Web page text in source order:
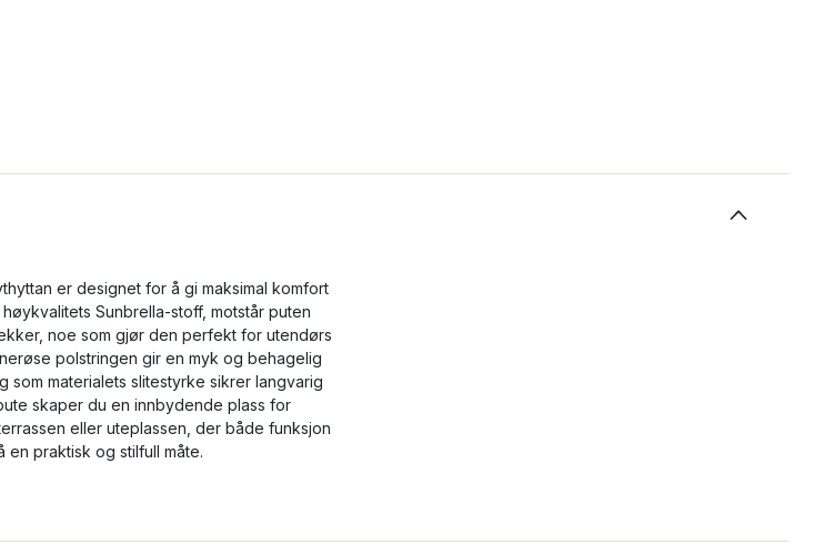
er designet for å gi maksimal komfort
Sunbrella-stoff, motstår puten
noe som gjør den perfekt for utendørs
polstringen gir en myk og behagelig
som materialets slitestyrke sikrer langvarig
skaper du en innbydende plass for
eller uteplassen, der både funksjon
praktisk og stilfull måte.